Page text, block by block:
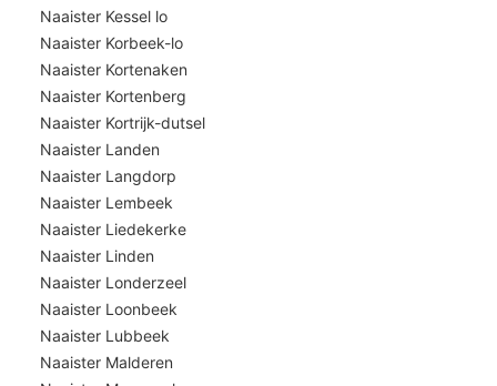
Naaister Kessel lo
Naaister Korbeek-lo
Naaister Kortenaken
Naaister Kortenberg
Naaister Kortrijk-dutsel
Naaister Landen
Naaister Langdorp
Naaister Lembeek
Naaister Liedekerke
Naaister Linden
Naaister Londerzeel
Naaister Loonbeek
Naaister Lubbeek
Naaister Malderen